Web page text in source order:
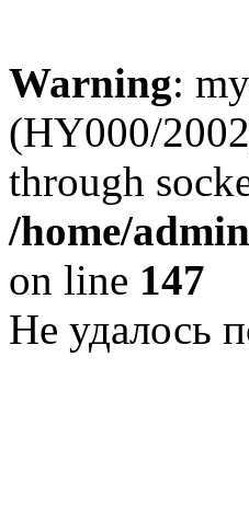
Warning:
(HY000/
through
/home/
on line 147
Не удалось